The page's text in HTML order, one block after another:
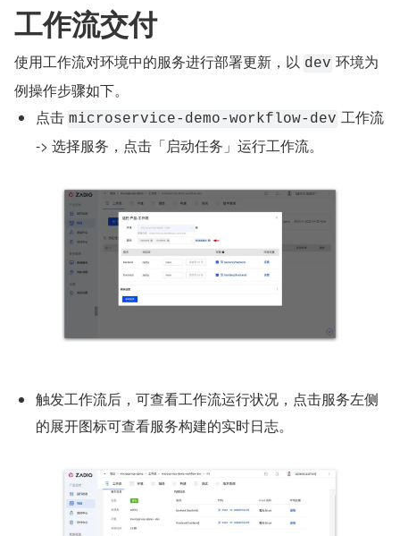
工作流交付
使用工作流对环境中的服务进行部署更新，以 dev 环境为
例操作步骤如下。
点击 microservice-demo-workflow-dev 工作流
-> 选择服务，点击「启动任务」运行工作流。
触发工作流后，可查看工作流运行状况，点击服务左侧
的展开图标可查看服务构建的实时日志。